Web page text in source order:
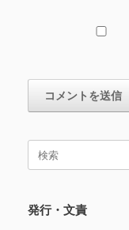
検
発行・文責